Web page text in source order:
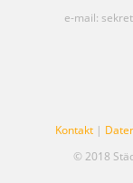
e-mail:
Kontakt |
© 2018